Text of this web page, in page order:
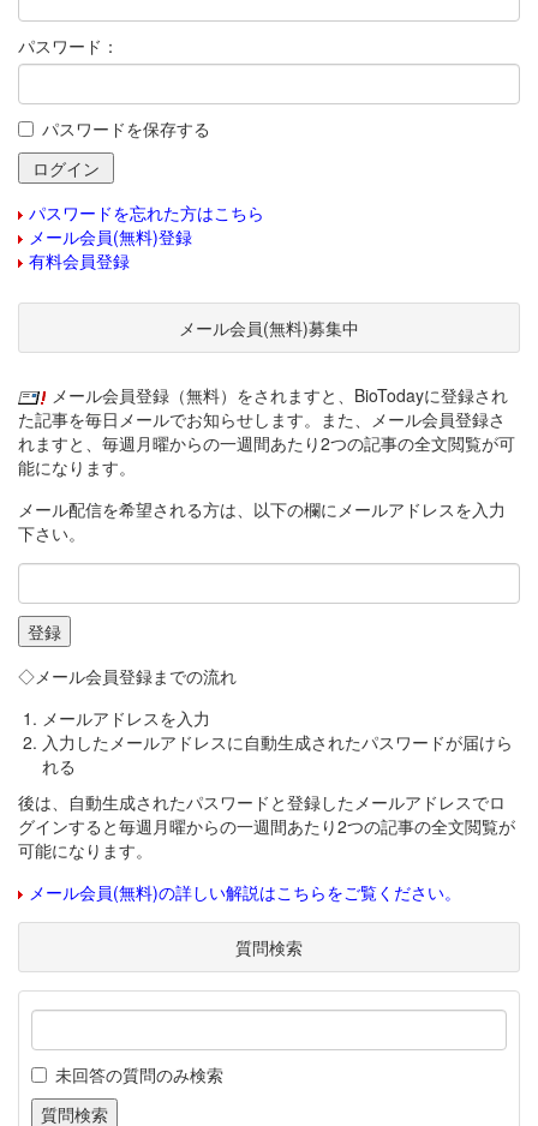
パスワード：
パスワードを保存する
パスワードを忘れた方はこちら
メール会員(無料)登録
有料会員登録
メール会員(無料)募集中
メール会員登録（無料）をされますと、BioTodayに登録され
た記事を毎日メールでお知らせします。また、メール会員登録さ
れますと、毎週月曜からの一週間あたり2つの記事の全文閲覧が可
能になります。
メール配信を希望される方は、以下の欄にメールアドレスを入力
下さい。
◇メール会員登録までの流れ
メールアドレスを入力
入力したメールアドレスに自動生成されたパスワードが届けら
れる
後は、自動生成されたパスワードと登録したメールアドレスでロ
グインすると毎週月曜からの一週間あたり2つの記事の全文閲覧が
可能になります。
メール会員(無料)の詳しい解説はこちらをご覧ください。
質問検索
未回答の質問のみ検索